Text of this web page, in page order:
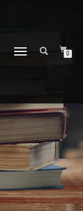
NAVEGACIÓN
0